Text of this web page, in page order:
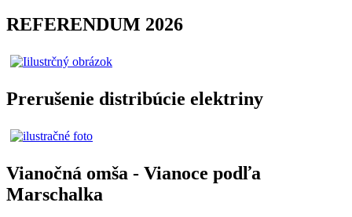
REFERENDUM 2026
Prerušenie distribúcie elektriny
Vianočná omša - Vianoce podľa
Marschalka